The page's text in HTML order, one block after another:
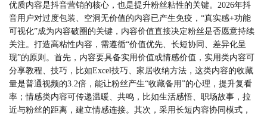
优质内容是抖音营销的核心，也是提升粉丝粘性的关键。2026年抖
音用户对过度包装、空洞无价值的内容已产生免疫，“真实感+功能
可视化”成为内容破圈的关键，内容价值直接决定粉丝是否愿意持续
关注。打造高粘性内容，需遵循“价值优先、长短协同、差异化呈
现”的原则。首先，内容要具备实用价值或情感价值，实用类内容可
分享教程、技巧，比如Excel技巧、家居收纳方法，这类内容的收藏
量是普通视频的3.2倍，能让粉丝产生“收藏备用”的心理，提升复看
率；情感类内容可传递温暖、共鸣，比如生活感悟、职场故事，拉
近与粉丝的距离，建立情感连接。其次，采用长短内容协同模式，